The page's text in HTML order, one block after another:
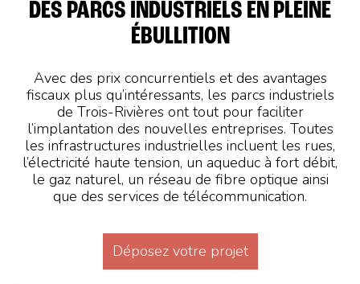
DES PARCS INDUSTRIELS EN PLEINE
ÉBULLITION
Avec des prix concurrentiels et des avantages
fiscaux plus qu’intéressants, les parcs industriels
de Trois-Rivières ont tout pour faciliter
l’implantation des nouvelles entreprises. Toutes
les infrastructures industrielles incluent les rues,
l’électricité haute tension, un aqueduc à fort débit,
le gaz naturel, un réseau de fibre optique ainsi
que des services de télécommunication.
Déposez votre projet